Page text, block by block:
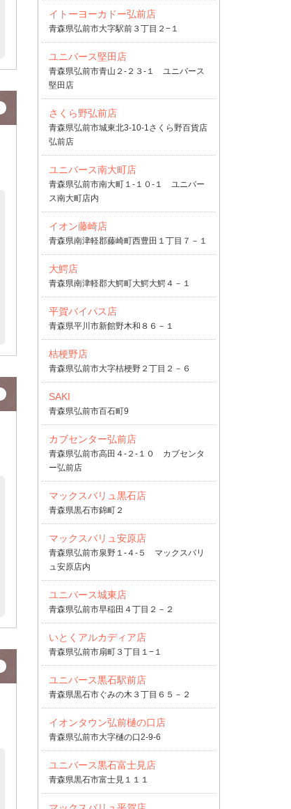
イトーヨーカドー弘前店
青森県弘前市大字駅前３丁目２−１
ユニバース堅田店
青森県弘前市青山２-２３-１ ユニバース
堅田店
さくら野弘前店
青森県弘前市城東北3-10-1さくら野百貨店
弘前店
ユニバース南大町店
青森県弘前市南大町１-１０-１ ユニバー
ス南大町店内
イオン藤崎店
青森県南津軽郡藤崎町西豊田１丁目７－１
大鰐店
青森県南津軽郡大鰐町大鰐大鰐４－１
平賀バイパス店
青森県平川市新館野木和８６－１
桔梗野店
青森県弘前市大字桔梗野２丁目２－６
SAKI
青森県弘前市百石町9
カブセンター弘前店
青森県弘前市高田４-２-１０ カブセンタ
ー弘前店
マックスバリュ黒石店
青森県黒石市錦町２
マックスバリュ安原店
青森県弘前市泉野１-４-５ マックスバリ
ュ安原店内
ユニバース城東店
青森県弘前市早稲田４丁目２－２
いとくアルカディア店
青森県弘前市扇町３丁目１−１
ユニバース黒石駅前店
青森県黒石市ぐみの木３丁目６５－２
イオンタウン弘前樋の口店
青森県弘前市大字樋の口2-9-6
ユニバース黒石富士見店
青森県黒石市富士見１１１